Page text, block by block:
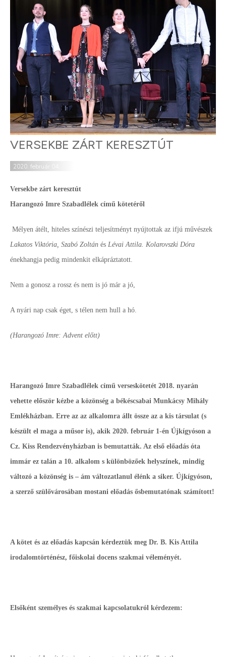
VERSEKBE ZÁRT KERESZTÚT
2020. február 04.
Versekbe zárt keresztút
Harangozó Imre Szabadlélek című kötetéről
Mélyen átélt, hiteles színészi teljesítményt nyújtottak az ifjú művészek
Lakatos Viktória, Szabó Zoltán és Lévai Attila. Kolarovszki Dóra
énekhangja pedig mindenkit elkápráztatott.
Nem a gonosz a rossz és nem is jó már a jó,
A nyári nap csak éget, s télen nem hull a hó.
(Harangozó Imre: Advent előtt)
Harangozó Imre Szabadlélek című verseskötetét 2018. nyarán
vehette először kézbe a közönség a békéscsabai Munkácsy Mihály
Emlékházban. Erre az az alkalomra állt össze az a kis társulat (s
készült el maga a műsor is), akik 2020. február 1-én Újkígyóson a
Cz. Kiss Rendezvényházban is bemutatták. Az első előadás óta
immár ez talán a 10. alkalom s különbözőek helyszínek, mindig
változó a közönség is – ám változatlanul élénk a siker. Újkígyóson,
a szerző szülővárosában mostani előadás ősbemutatónak számított!
A kötet és az előadás kapcsán kérdeztük meg Dr. B. Kis Attila
irodalomtörténész, főiskolai docens szakmai véleményét.
Elsőként személyes és szakmai kapcsolatukról kérdezem: